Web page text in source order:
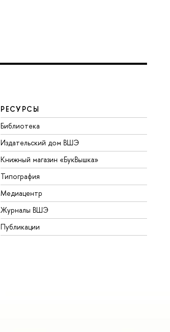
РЕСУРСЫ
Библиотека
Издательский дом ВШЭ
Книжный магазин «БукВышка»
Типография
Медиацентр
Журналы ВШЭ
Публикации